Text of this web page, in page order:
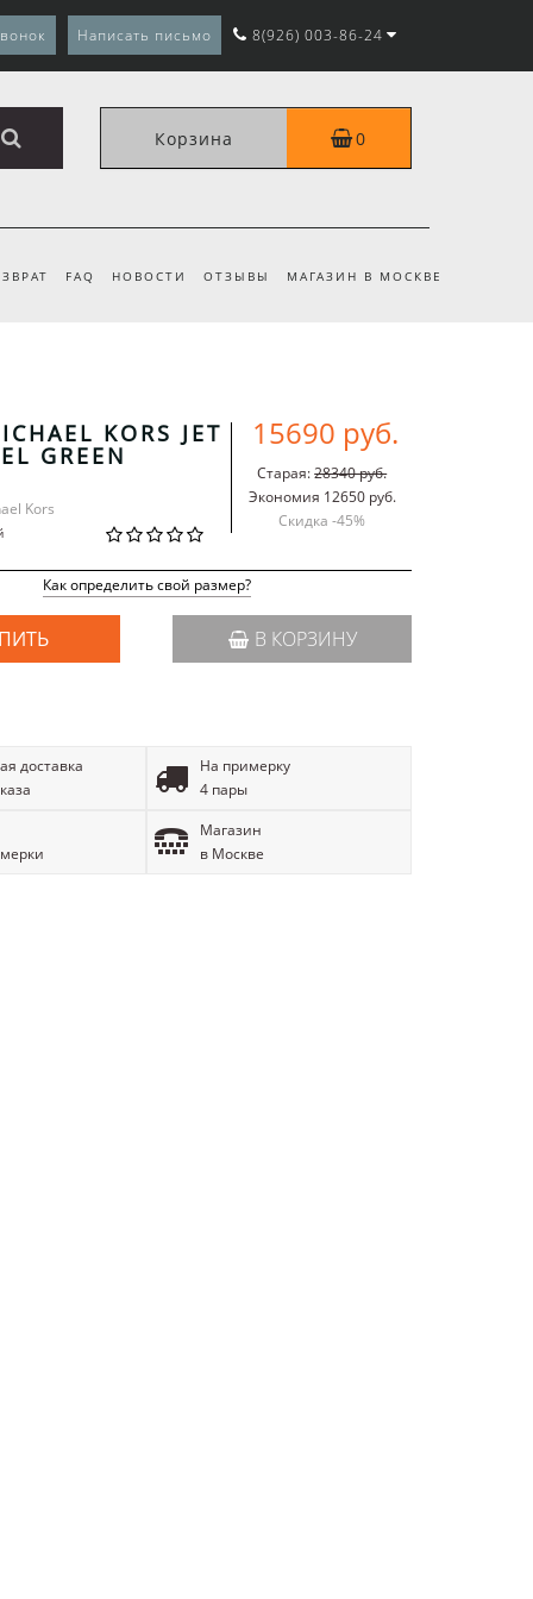
Написать письмо 8(926) 003-86-24
Корзина 0
FAQ НОВОСТИ ОТЗЫВЫ МАГАЗИН В МОСКВЕ
KORS JET
GREEN
Kors
15690 руб.
Старая:28340 руб.
Экономия 12650 руб.
Скидка -45%
Как определить свой размер?
В КОРЗИНУ
доставка
На примерку
4 пары
Магазин
в Москве